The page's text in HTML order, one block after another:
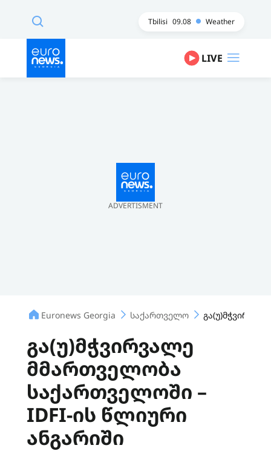
Tbilisi 09.08 Weather
LIVE
ADVERTISMENT
Euronews Georgia საქართველო
გა(უ)მჭვირვალე
მმართველობა
საქართველოში –
IDFI-ის წლიური
ანგარიში